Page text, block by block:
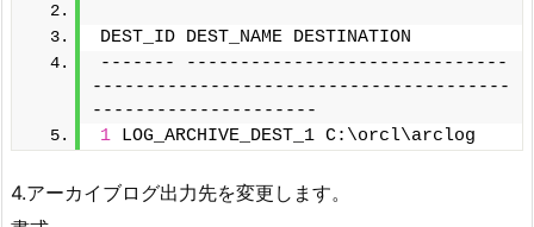
DEST_ID DEST_NAME DESTINATION
------- ------------------------------
---------------------------------------
---------------------
1 LOG_ARCHIVE_DEST_1 C:\orcl\arclog
4.アーカイブログ出力先を変更します。